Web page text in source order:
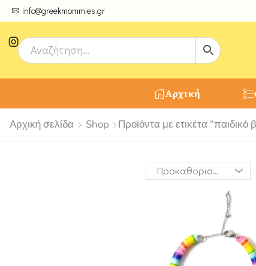
info@greekmommies.gr
μοναδικές δημιουργίες από τους Χειροτέχνες μας!
Αρχική
Αρχική σελίδα Shop Προϊόντα με ετικέτα “παιδικό